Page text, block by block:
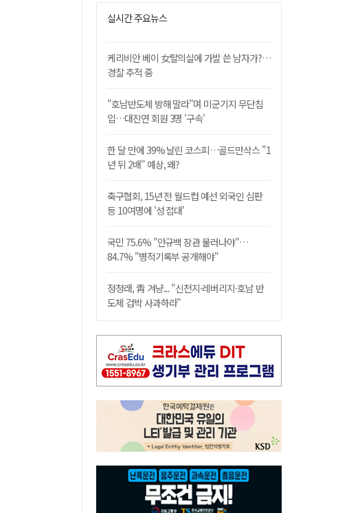
실시간 주요뉴스
케리비안 베이 女탈의실에 가발 쓴 남자가?…
경찰 추적 중
"호남반도체 방해 말라"며 미군기지 무단침
입…대진연 회원 3명 '구속'
한 달 만에 39% 날린 코스피…골드만삭스 "1
년 뒤 2배" 예상, 왜?
축구협회, 15년 전 월드컵 예선 외국인 심판
등 10여명에 '성 접대'
국민 75.6% "안규백 장관 물러나야"…
84.7% "병적기록부 공개해야"
정청래, 靑 겨냥... "신천지·레버리지·호남 반
도체 겁박 사과하라"